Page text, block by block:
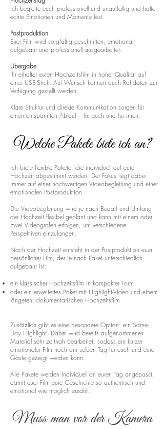
Ich begleite euch professionell und unauffällig und halte
echte Emotionen und Momente fest.
Postproduktion
Euer Film wird sorgfältig geschnitten, emotional
aufgebaut und professionell ausgearbeitet.
Übergabe
Ihr erhaltet euren Hochzeitsfilm in hoher Qualität auf
einer USB-Stick. Auf Wunsch können auch Rohdaten zur
Verfügung gestellt werden.
Klare Struktur und direkte Kommunikation sorgen für
einen entspannten Ablauf – für euch und für mich.
Welche Pakete biete ich an?
Ich biete flexible Pakete, die individuell auf eure
Hochzeit abgestimmt werden. Der Fokus liegt dabei
immer auf einer hochwertigen Videobegleitung und einer
emotionalen Postproduktion.
Die Videobegleitung wird je nach Bedarf und Umfang
der Hochzeit flexibel geplant und kann mit einem oder
zwei Videografen erfolgen, um verschiedene
Perspektiven einzufangen.
Nach der Hochzeit entsteht in der Postproduktion euer
persönlicher Film, der je nach Paket unterschiedlich
aufgebaut ist:
ein klassischer Hochzeitsfilm in kompakter Form
oder ein erweitertes Paket mit Highlight-Video und einem
längeren, dokumentarischen Hochzeitsfilm
Zusätzlich gibt es eine besondere Option: ein Same-
Day Highlight. Dabei wird bereits aufgenommenes
Material sehr zeitnah bearbeitet, sodass ein kurzer
emotionaler Film noch am selben Tag für euch und eure
Gäste gezeigt werden kann.
Alle Pakete werden individuell an euren Tag angepasst,
damit euer Film eure Geschichte so authentisch und
emotional wie möglich erzählt.
Muss man vor der Kamera